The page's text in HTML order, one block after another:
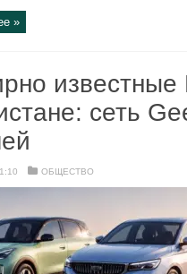
»
сеть
ОБЩЕСТВО